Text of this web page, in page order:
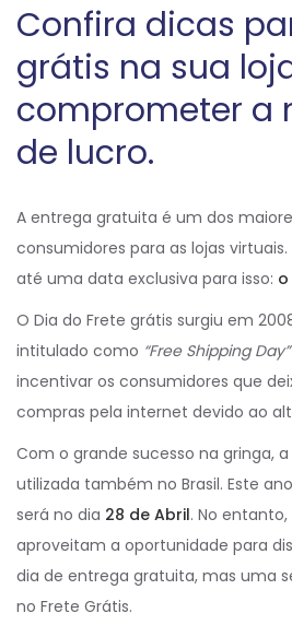
Confira dicas
grátis na sua
comprometer a
de lucro.
A entrega gratuita é um dos
consumidores para as lojas
até uma data exclusiva para isso:
O Dia do Frete grátis surgiu em
intitulado como “Free Shipping Day”
incentivar os consumidores que
compras pela internet devido ao
Com o grande sucesso na gringa,
utilizada também no Brasil. Este
será no dia 28 de Abril. No
aproveitam a oportunidade para
dia de entrega gratuita, mas uma
no Frete Grátis.